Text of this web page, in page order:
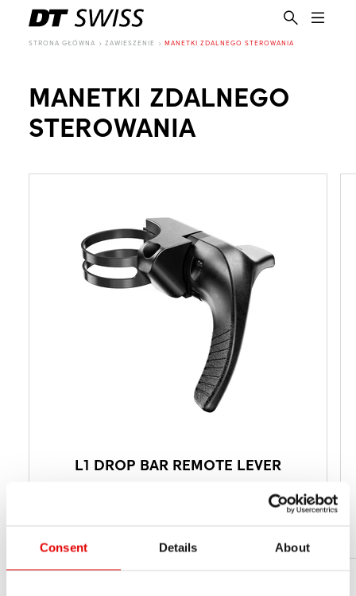
Consent Details About
STRONA GŁÓWNA ZAWIESZENIE MANETKI ZDALNEGO STEROWANIA
MANETKI ZDALNEGO
STEROWANIA
L1 DROP BAR REMOTE LEVER
od $ 59